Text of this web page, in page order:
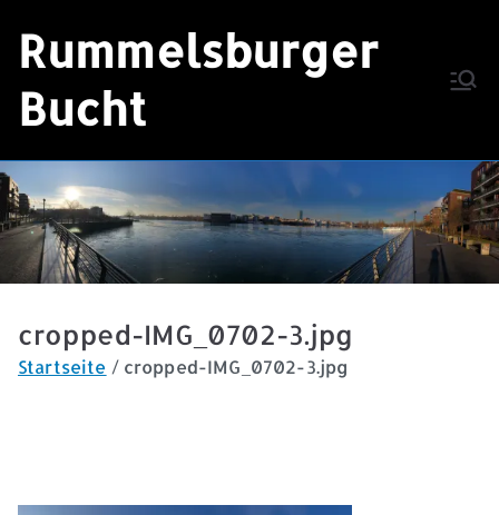
Inhalt
springen
Rummelsburger
Bucht
cropped-IMG_0702-3.jpg
Startseite cropped-IMG_0702-3.jpg